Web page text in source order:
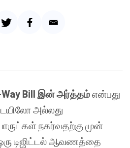
Bill இன் அர்த்தம்என்பது
அல்லது
நகர்வதற்கு முன்
டிஜிட்டல் ஆவணத்தை